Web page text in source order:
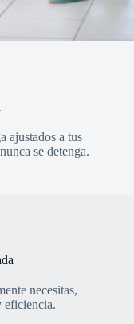
ajustados a tus
se detenga.
necesitas,
eficiencia.